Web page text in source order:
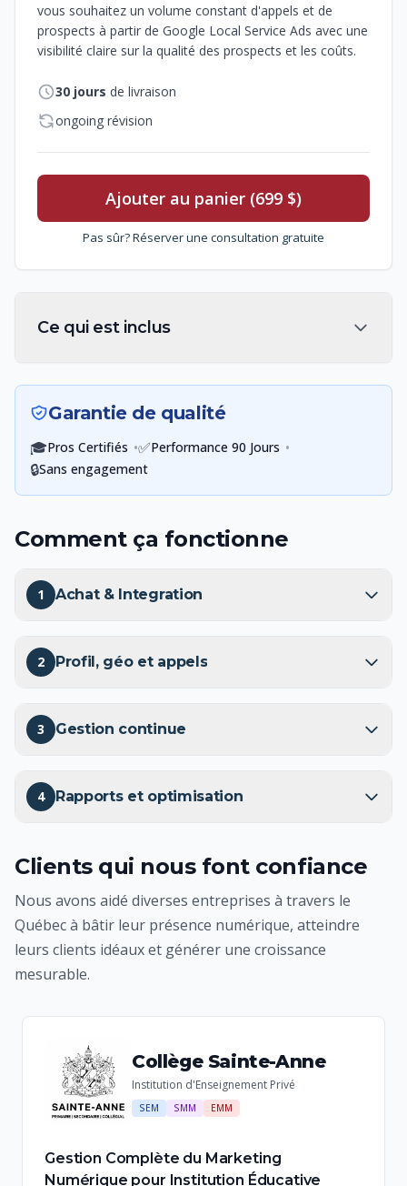
vous souhaitez un volume constant d'appels et de
prospects à partir de Google Local Service Ads avec une
visibilité claire sur la qualité des prospects et les coûts.
30 jours de livraison
ongoing révision
Ajouter au panier (699 $)
Pas sûr? Réserver une consultation gratuite
Ce qui est inclus
Garantie de qualité
🎓Pros Certifiés •✅Performance 90 Jours •
🔒Sans engagement
Comment ça fonctionne
1 Achat & Integration
2 Profil, géo et appels
3 Gestion continue
4 Rapports et optimisation
Clients qui nous font confiance
Nous avons aidé diverses entreprises à travers le
Québec à bâtir leur présence numérique, atteindre
leurs clients idéaux et générer une croissance
mesurable.
Collège Sainte-Anne
Institution d'Enseignement Privé
SEM SMM EMM
Gestion Complète du Marketing
Numérique pour Institution Éducative